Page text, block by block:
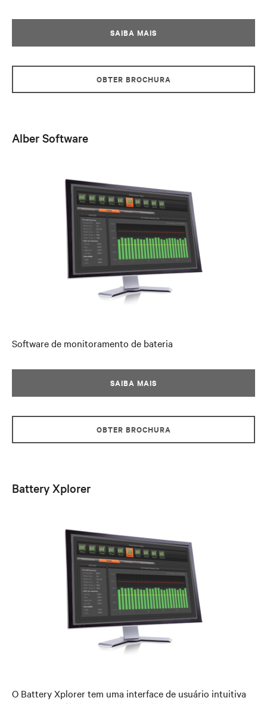
SAIBA MAIS
OBTER BROCHURA
Alber Software
Software de monitoramento de bateria
SAIBA MAIS
OBTER BROCHURA
Battery Xplorer
O Battery Xplorer tem uma interface de usuário intuitiva